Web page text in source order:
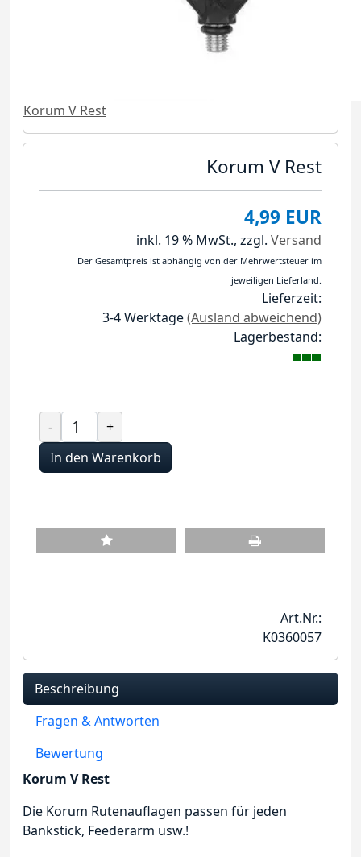
Korum V Rest
Korum V Rest
4,99 EUR
inkl. 19 % MwSt., zzgl. Versand
Der Gesamtpreis ist abhängig von der Mehrwertsteuer im
jeweiligen Lieferland.
Lieferzeit:
3-4 Werktage(Ausland abweichend)
Lagerbestand:
-
+
In den Warenkorb
Art.Nr.:
K0360057
Beschreibung
Fragen & Antworten
Bewertung
Korum V Rest
Die Korum Rutenauflagen passen für jeden
Bankstick, Feederarm usw.!